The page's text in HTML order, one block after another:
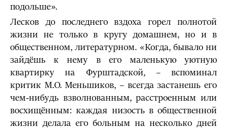
подольше».
Лесков до последнего вздоха горел полнотой
жизни не только в кругу домашнем, но и в
общественном, литературном. «Когда, бывало ни
зайдёшь к нему в его маленькую уютную
квартирку на Фурштадской, – вспоминал
критик М.О. Меньшиков, – всегда застанешь его
чем-нибудь взволнованным, расстроенным или
восхищённым: каждая низость в общественной
жизни делала его больным на несколько дней